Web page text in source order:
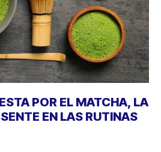
POR EL MATCHA, LA
EN LAS RUTINAS